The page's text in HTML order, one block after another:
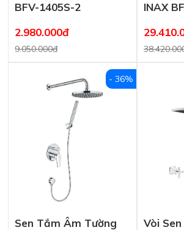
BFV-1405S-2
2.980.000đ
9.050.000đ
INAX
Sen Tắm Âm Tường
- 36%
Vòi